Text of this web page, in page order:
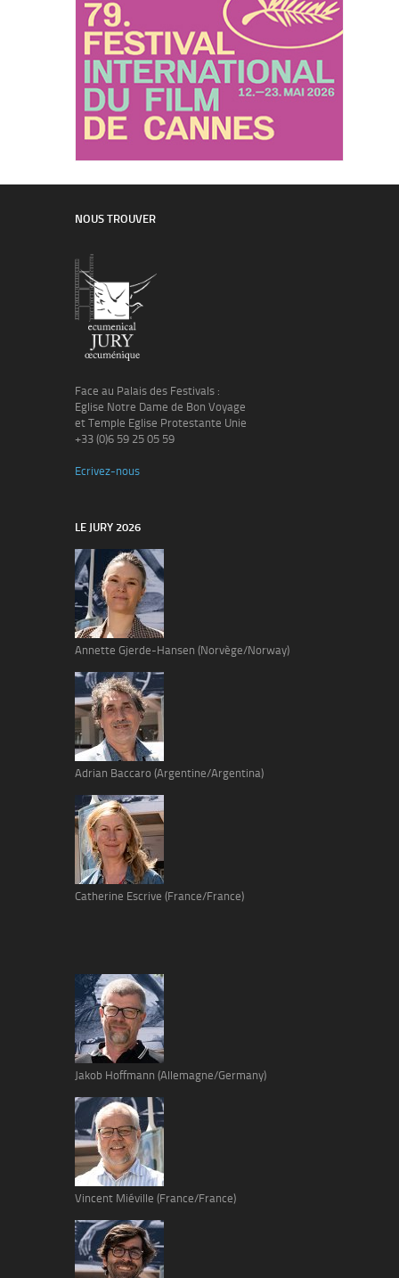
NOUS TROUVER
Face au Palais des Festivals :
Eglise Notre Dame de Bon Voyage
et Temple Eglise Protestante Unie
+33 (0)6 59 25 05 59
Ecrivez-nous
LE JURY 2026
Annette Gjerde-Hansen (Norvège/Norway)
Adrian Baccaro (Argentine/Argentina)
Catherine Escrive (France/France)
Jakob Hoffmann (Allemagne/Germany)
Vincent Miéville (France/France)